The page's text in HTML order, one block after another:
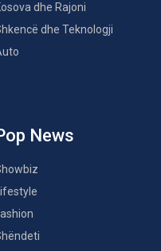
dhe Rajoni
dhe Teknologji
News
Lifestyle